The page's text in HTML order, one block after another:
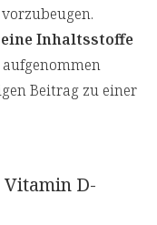
Inhaltsstoffe
Beitrag zu einer
Vitamin D-